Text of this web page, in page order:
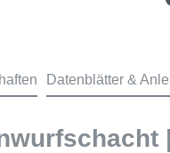
Datenblätter &